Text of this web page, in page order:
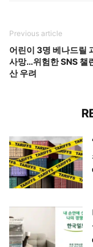
Previous article
어린이 3명 베나드릴
사망…위험한 SNS 챌
산 우려